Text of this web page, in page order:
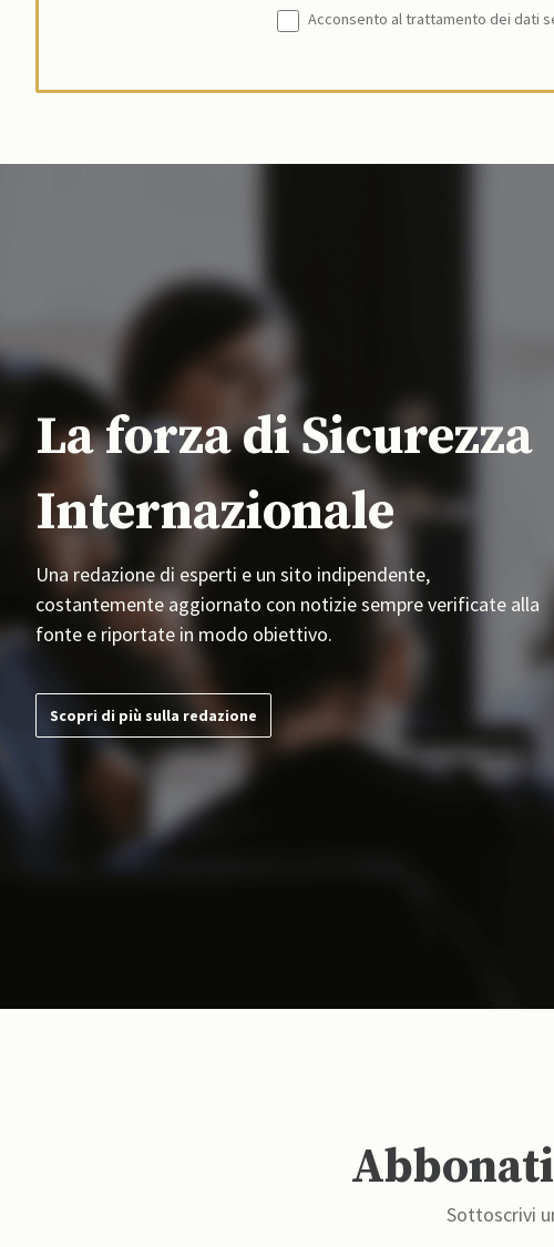
Acconsento al trattamento dei dati
La forza di Sicurezza
Internazionale
Una redazione di esperti e un sito indipendente,
costantemente aggiornato con notizie sempre verificate alla
fonte e riportate in modo obiettivo.
Scopri di più sulla redazione
Sottoscrivi